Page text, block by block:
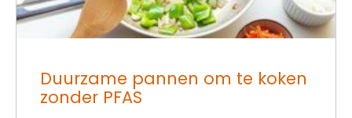
Duurzame pannen om te koken
zonder PFAS